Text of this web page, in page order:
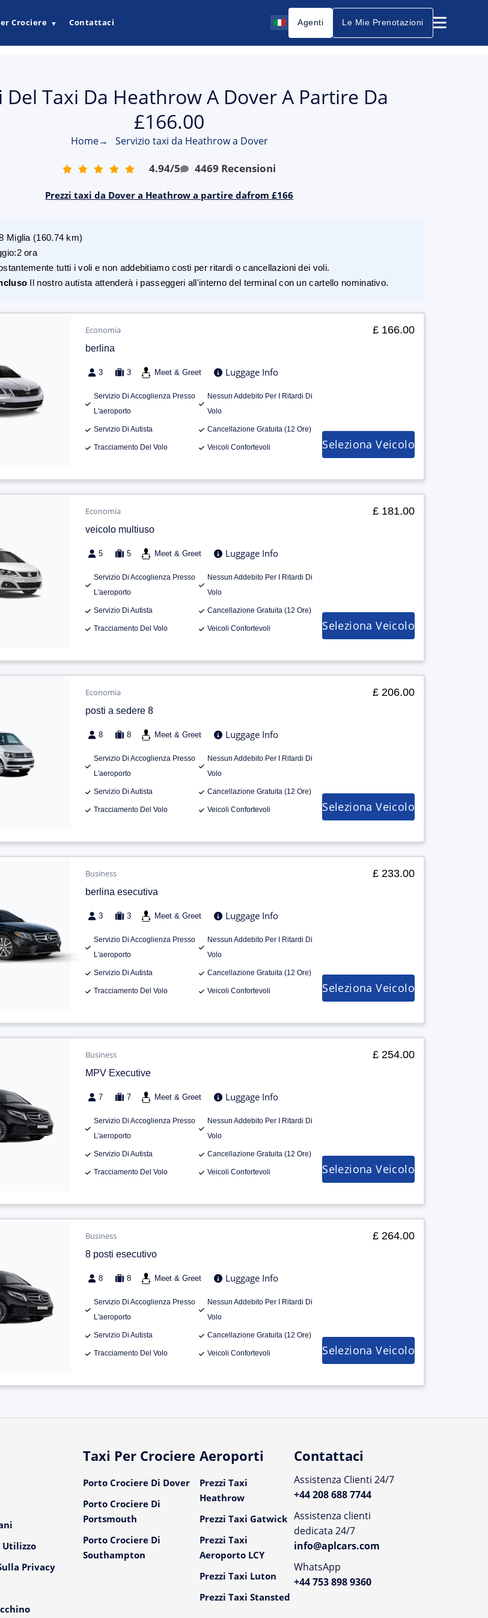
Crociere ▼ Contattaci Agenti Le Mie Prenotazioni
Del Taxi Da Heathrow A Dover A Partire Da
£166.00
Home→ Servizio taxi da Heathrow a Dover
4.94/5 4469 Recensioni
Prezzi taxi da Dover a Heathrow a partire dafrom £166
Miglia (160.74 km)
:2 ora
tutti i voli e non addebitiamo costi per ritardi o cancellazioni dei voli.
Il nostro autista attenderà i passeggeri all'interno del terminal con un cartello nominativo.
Economia
berlina
3 3 Meet & Greet Luggage Info
Servizio Di Accoglienza Presso
L'aeroporto
Nessun Addebito Per I Ritardi Di
Volo
Servizio Di Autista Cancellazione Gratuita (12 Ore)
Tracciamento Del Volo Veicoli Confortevoli
£ 166.00
Seleziona Veicolo
Economia
veicolo multiuso
5 5 Meet & Greet Luggage Info
Servizio Di Accoglienza Presso
L'aeroporto
Nessun Addebito Per I Ritardi Di
Volo
Servizio Di Autista Cancellazione Gratuita (12 Ore)
Tracciamento Del Volo Veicoli Confortevoli
£ 181.00
Seleziona Veicolo
Economia
posti a sedere 8
8 8 Meet & Greet Luggage Info
Servizio Di Accoglienza Presso
L'aeroporto
Nessun Addebito Per I Ritardi Di
Volo
Servizio Di Autista Cancellazione Gratuita (12 Ore)
Tracciamento Del Volo Veicoli Confortevoli
£ 206.00
Seleziona Veicolo
Business
berlina esecutiva
3 3 Meet & Greet Luggage Info
Servizio Di Accoglienza Presso
L'aeroporto
Nessun Addebito Per I Ritardi Di
Volo
Servizio Di Autista Cancellazione Gratuita (12 Ore)
Tracciamento Del Volo Veicoli Confortevoli
£ 233.00
Seleziona Veicolo
Business
MPV Executive
7 7 Meet & Greet Luggage Info
Servizio Di Accoglienza Presso
L'aeroporto
Nessun Addebito Per I Ritardi Di
Volo
Servizio Di Autista Cancellazione Gratuita (12 Ore)
Tracciamento Del Volo Veicoli Confortevoli
£ 254.00
Seleziona Veicolo
Business
8 posti esecutivo
8 8 Meet & Greet Luggage Info
Servizio Di Accoglienza Presso
L'aeroporto
Nessun Addebito Per I Ritardi Di
Volo
Servizio Di Autista Cancellazione Gratuita (12 Ore)
Tracciamento Del Volo Veicoli Confortevoli
£ 264.00
Seleziona Veicolo
Utilizzo
Privacy
Taxi Per Crociere
Porto Crociere Di Dover
Porto Crociere Di
Portsmouth
Porto Crociere Di
Southampton
Aeroporti
Prezzi Taxi
Heathrow
Prezzi Taxi Gatwick
Prezzi Taxi
Aeroporto LCY
Prezzi Taxi Luton
Prezzi Taxi Stansted
Contattaci
Assistenza Clienti 24/7
+44 208 688 7744
Assistenza clienti
dedicata 24/7
info@aplcars.com
WhatsApp
+44 753 898 9360